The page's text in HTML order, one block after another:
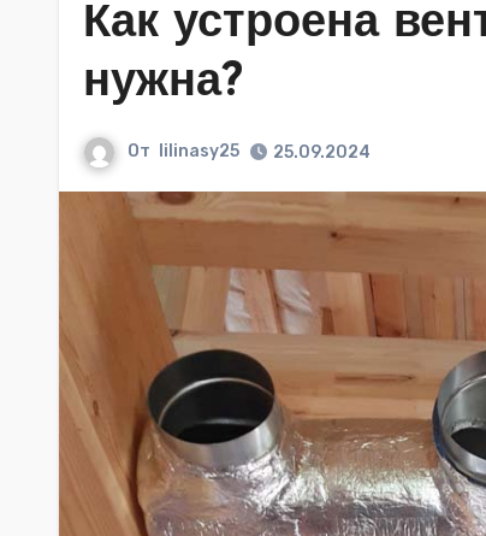
Как устроена
нужна?
От lilinasy25 25.09.2024